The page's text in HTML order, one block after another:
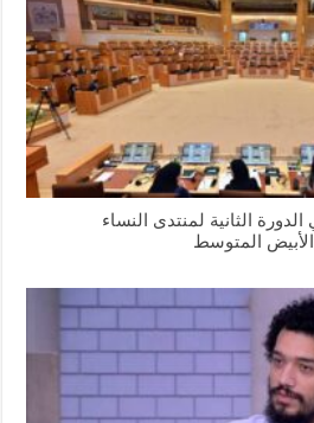
الثانية لمنتدى النساء
الأبيض المتوسط